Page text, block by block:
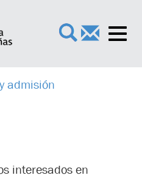
×
admisión
interesados en